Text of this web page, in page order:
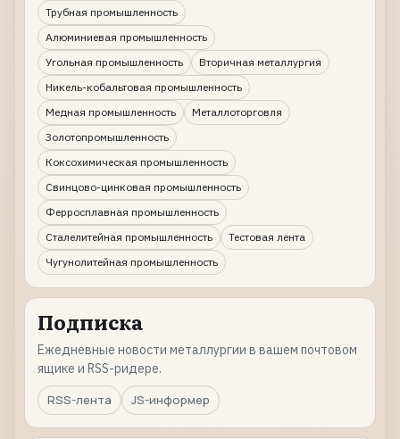
Трубная промышленность
Алюминиевая промышленность
Угольная промышленность
Вторичная металлургия
Никель-кобальтовая промышленность
Медная промышленность
Металлоторговля
Золотопромышленность
Коксохимическая промышленность
Свинцово-цинковая промышленность
Ферросплавная промышленность
Сталелитейная промышленность
Тестовая лента
Чугунолитейная промышленность
Подписка
Ежедневные новости металлургии в вашем почтовом
ящике и RSS-ридере.
RSS-лента
JS-информер